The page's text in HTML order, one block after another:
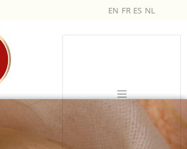
EN FR ES NL